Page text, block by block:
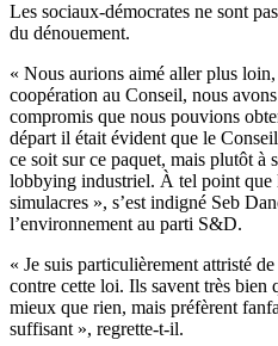
Les sociaux-démocrates ne sont
du dénouement.
« Nous aurions aimé aller plus
coopération au Conseil, nous
compromis que nous pouvions
départ il était évident que le
ce soit sur ce paquet, mais plutôt à
lobbying industriel. À tel point que
simulacres », s’est indigné Seb
l’environnement au parti S&D.
« Je suis particulièrement attristé
contre cette loi. Ils savent très bien
mieux que rien, mais préfèrent
suffisant », regrette-t-il.